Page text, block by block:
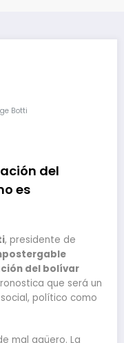
Botti
del
es
, presidente de
del bolívar
que será un
político como
mal agüero. La